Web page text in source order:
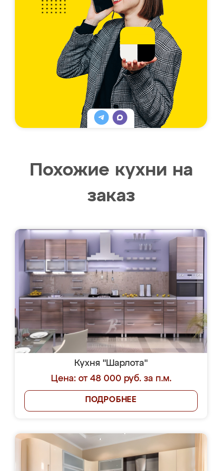
Похожие кухни на
заказ
Кухня "Шарлота"
Цена: от 48 000 руб. за п.м.
ПОДРОБНЕЕ